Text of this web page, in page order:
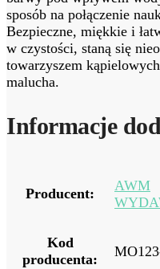
sposób na połączenie
Bezpieczne, miękkie i
w czystości, staną się
towarzyszem
malucha.
Informacje
Producent:
AWM
Kod
producenta: